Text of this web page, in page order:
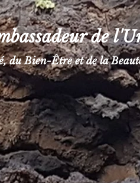
de
du Bien-Être et de la